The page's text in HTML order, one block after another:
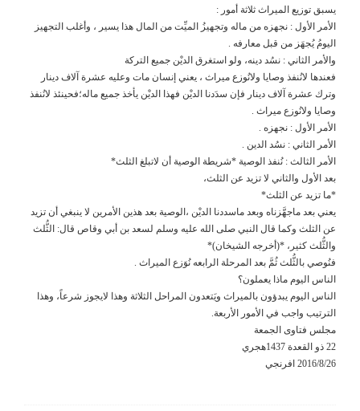
يسبق توزيع الميراث ثلاثة أمور :
الأمر الأول : نجهزه من ماله وتجهيزُ الميِّت من المال هذا يسير ، وأغلب التجهيز
اليومُ يُجهَز من قبل معارفه .
والأمر الثاني : نسُد دينه، ولو استغرق الديْن جميع التركة
فعندها لانُنفذ وصايا ولانُوزع ميراث ، يعني إنسان مات وعليه عشرة آلاف دينار
وترك عشرة آلاف دينار فإن سدَدنا الديْن فهذا الديْن يأخذ جميع ماله؛فحينئذ لانُنفذ
وصايا ولانُوزع ميراث .
الأمر الأول : نجهزه .
الأمر الثاني : نسُد الدين .
الأمر الثالث : نُنفذ الوصية *شريطة الوصية أن لاتبلغ الثلث*
بعد الأول والثاني لا تزيد عن الثلث،
*ما تزيد عن الثلث*
يعني بعد ماجهَّزناه وبعد ماسددنا الديْن ،الوصية بعد هذين الأمرين لا ينبغي أن تزيد
عن الثلث وكما قال النبي صلى الله عليه وسلم لسعد بن أبي وقاص قال: الثُّلث
والثُّلث كثير، *(أخرجه الشيخان)*
فنُوصي بالثُّلث ثُمَّ بعد المرحلة الرابعه نُوَزع الميراث .
الناس اليوم ماذا يعملون؟
الناس اليوم يبدؤون بالميراث ويَتعدون المراحل الثلاثة وهذا لايجوز شرعاً، وهذا
الترتيب واجب في الأمور الأربعة.
مجلس فتاوى الجمعة
22 ذو القعدة 1437هجري
2016/8/26 افرنجي